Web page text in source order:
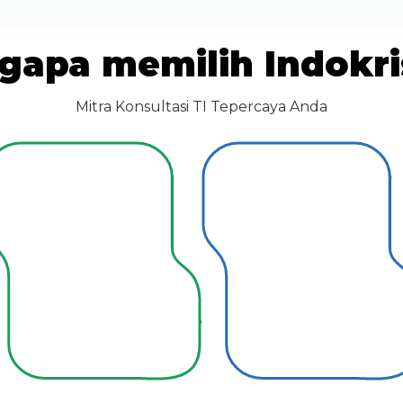
memilih
Mitra Konsultasi TI Tepercaya Anda